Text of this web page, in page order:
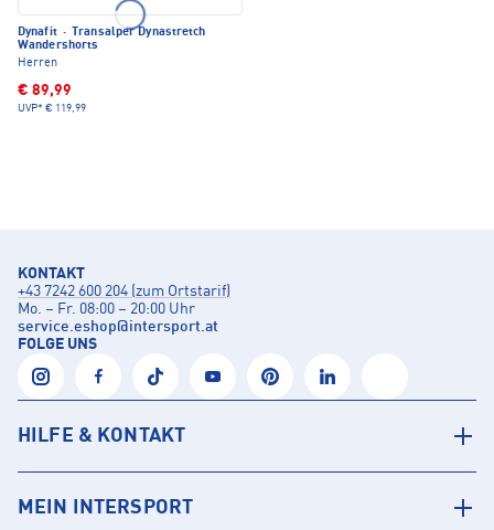
Dynafit ·
Transalper Dynastretch
Wandershorts
Herren
€ 89,99
UVP* € 119,99
KONTAKT
+43 7242 600 204 (zum Ortstarif)
Mo. – Fr. 08:00 – 20:00 Uhr
service.eshop@intersport.at
FOLGE UNS
HILFE & KONTAKT
MEIN INTERSPORT